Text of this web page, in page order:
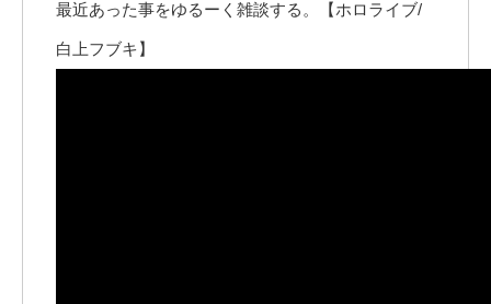
最近あった事をゆるーく雑談する。【ホロライブ/
白上フブキ】